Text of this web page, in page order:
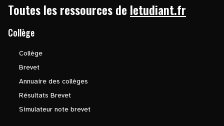
Toutes les ressources de letudiant.fr
Collège
Collège
Brevet
Annuaire des collèges
Résultats Brevet
Simulateur note brevet